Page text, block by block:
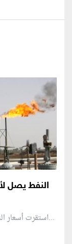
النفط يصل
استقرت أسعار النفط اليوم الخميس لتقترب من أعلى مستوى في...